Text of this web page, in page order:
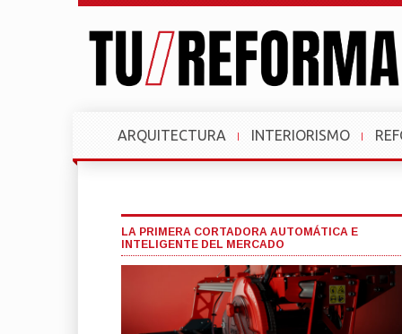
ARQUITECTURA INTERIORISMO
LA PRIMERA CORTADORA AUTOMÁTICA E
INTELIGENTE DEL MERCADO